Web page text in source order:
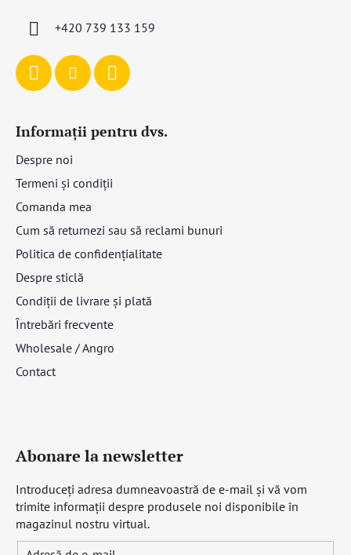
+420 739 133 159
Informații pentru dvs.
Despre noi
Termeni și condiții
Comanda mea
Cum să returnezi sau să reclami bunuri
Politica de confidențialitate
Despre sticlă
Condiții de livrare și plată
Întrebări frecvente
Wholesale / Angro
Contact
Abonare la newsletter
Introduceţi adresa dumneavoastră de e-mail şi vă vom
trimite informaţii despre produsele noi disponibile în
magazinul nostru virtual.